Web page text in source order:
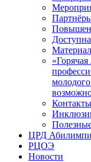
Контакты
ЦРД
РЦОЭ
Новости